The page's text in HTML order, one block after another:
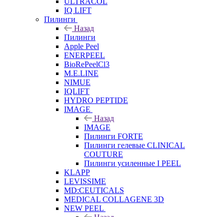
IQ LIFT
Пилинги
Назад
Пилинги
Apple Peel
ENERPEEL
BioRePeelCl3
M.E.LINE
NIMUE
IQLIFT
HYDRO PEPTIDE
IMAGE
Назад
IMAGE
Пилинги FORTE
Пилинги гелевые CLINICAL
COUTURE
Пилинги усиленные I PEEL
KLAPP
LEVISSIME
MD:CEUTICALS
MEDICAL COLLAGENE 3D
NEW PEEL